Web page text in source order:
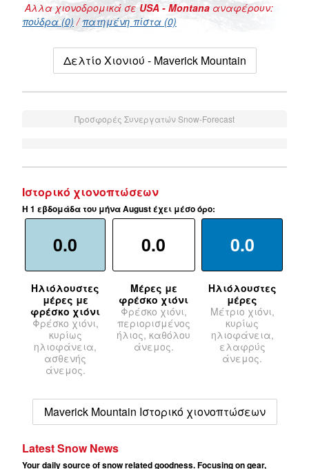
Αλλα χιονοδρομικά σεUSA - Montana αναφέρουν:
πούδρα (0) /πατημένη πίστα (0)
Δελτίο Χιονιού - Maverick Mountain
Προσφορές Συνεργατών Snow-Forecast
Ιστορικό χιονοπτώσεων
Η 1 εβδομάδα του μήνα August έχει μέσο όρο:
0.0
Ηλιόλουστες
μέρες με
φρέσκο χιόνι
Φρέσκο χιόνι,
κυρίως
ηλιοφάνεια,
ασθενής
άνεμος.
0.0
Μέρες με
φρέσκο χιόνι
Φρέσκο χιόνι,
περιορισμένος
ήλιος, καθόλου
άνεμος.
0.0
Ηλιόλουστες
μέρες
Μέτριο χιόνι,
κυρίως
ηλιοφάνεια,
ελαφρύς
άνεμος.
Maverick Mountain Ιστορικό χιονοπτώσεων